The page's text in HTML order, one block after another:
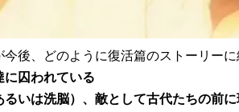
後、どのように復活篇のストーリーに
囚われている
いは洗脳）、敵として古代たちの前に